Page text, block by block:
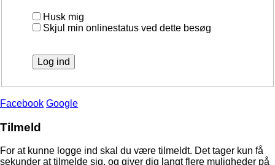
Husk mig
Skjul min onlinestatus ved dette besøg
Facebook Google
Tilmeld
For at kunne logge ind skal du være tilmeldt. Det tager kun få
sekunder at tilmelde sig, og giver dig langt flere muligheder på